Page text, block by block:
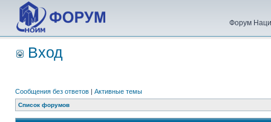
Форум
Вход
Сообщения без ответов | Активные темы
Список форумов